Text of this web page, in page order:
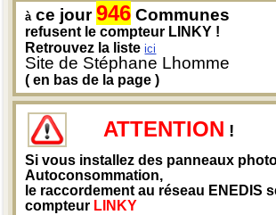
à ce jour946 Communes
refusent le compteur LINKY !
Retrouvez la listeici
Site de Stéphane Lhomme
( en bas de la page )
ATTENTION !
Si vous installez des panneaux
Autoconsommation,
le raccordement au réseau ENEDIS
compteur LINKY